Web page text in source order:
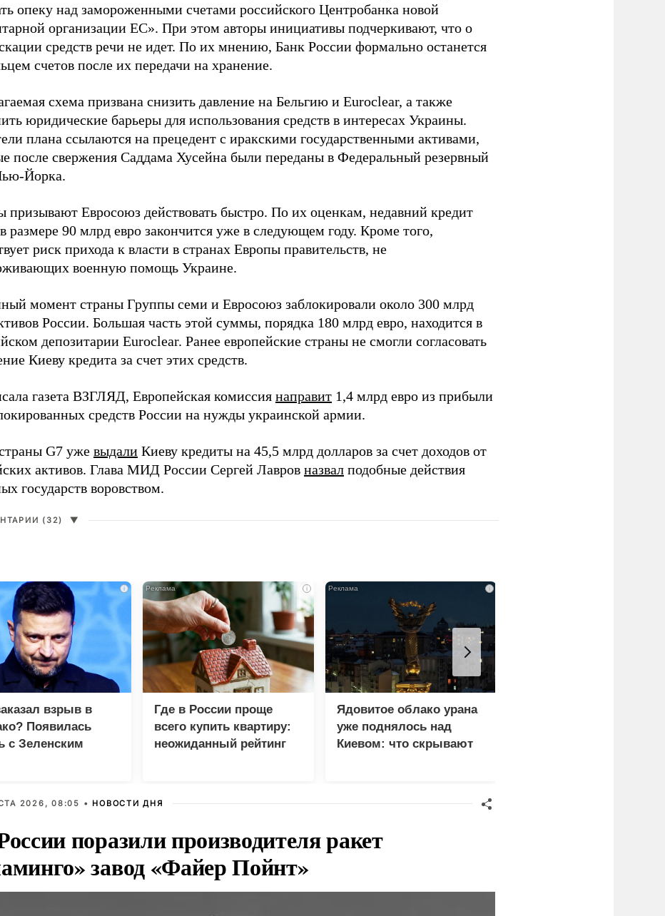
опеку над замороженными счетами российского Центробанка новой
организации ЕС». При этом авторы инициативы подчеркивают, что о
средств речи не идет. По их мнению, Банк России формально останется
счетов после их передачи на хранение.
схема призвана снизить давление на Бельгию и Euroclear, а также
юридические барьеры для использования средств в интересах Украины.
плана ссылаются на прецедент с иракскими государственными активами,
после свержения Саддама Хусейна были переданы в Федеральный резервный
Йорка.
призывают Евросоюз действовать быстро. По их оценкам, недавний кредит
размере 90 млрд евро закончится уже в следующем году. Кроме того,
риск прихода к власти в странах Европы правительств, не
военную помощь Украине.
момент страны Группы семи и Евросоюз заблокировали около 300 млрд
России. Большая часть этой суммы, порядка 180 млрд евро, находится в
депозитарии Euroclear. Ранее европейские страны не смогли согласовать
Киеву кредита за счет этих средств.
газета ВЗГЛЯД, Европейская комиссия направит 1,4 млрд евро из прибыли
средств России на нужды украинской армии.
G7 уже выдали Киеву кредиты на 45,5 млрд долларов за счет доходов от
активов. Глава МИД России Сергей Лавров назвал подобные действия
государств воровством.
(32) ▼
i
взрыв в
Появилась
с Зеленским
i
Где в России проще
всего купить квартиру:
неожиданный рейтинг
i
Ядовитое облако урана
уже поднялось над
Киевом: что скрывают
2026, 08:05 • НОВОСТИ ДНЯ
поразили производителя ракет
завод «Файер Пойнт»